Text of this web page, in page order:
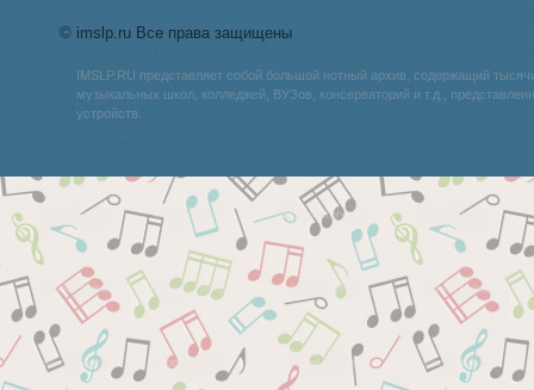
© imslp.ru Все права защищены
IMSLP.RU представляет собой большой нотный архив, содержащий
музыкальных школ, колледжей, ВУЗов, консерваторий и т.д.,
устройств.